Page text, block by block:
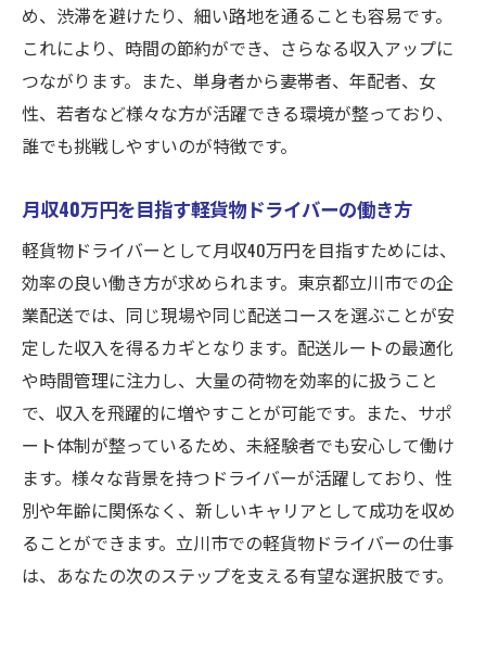
め、渋滞を避けたり、細い路地を通ることも容易です。
これにより、時間の節約ができ、さらなる収入アップに
つながります。また、単身者から妻帯者、年配者、女
性、若者など様々な方が活躍できる環境が整っており、
誰でも挑戦しやすいのが特徴です。
月収40万円を目指す軽貨物ドライバーの働き方
軽貨物ドライバーとして月収40万円を目指すためには、
効率の良い働き方が求められます。東京都立川市での企
業配送では、同じ現場や同じ配送コースを選ぶことが安
定した収入を得るカギとなります。配送ルートの最適化
や時間管理に注力し、大量の荷物を効率的に扱うこと
で、収入を飛躍的に増やすことが可能です。また、サポ
ート体制が整っているため、未経験者でも安心して働け
ます。様々な背景を持つドライバーが活躍しており、性
別や年齢に関係なく、新しいキャリアとして成功を収め
ることができます。立川市での軽貨物ドライバーの仕事
は、あなたの次のステップを支える有望な選択肢です。